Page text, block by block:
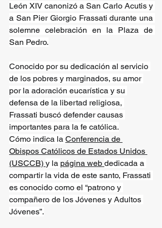
León XIV canonizó a San Carlo Acutis y
a San Pier Giorgio Frassati durante una
solemne celebración en la Plaza de
San Pedro.
Conocido por su dedicación al servicio
de los pobres y marginados, su amor
por la adoración eucarística y su
defensa de la libertad religiosa,
Frassati buscó defender causas
importantes para la fe católica.
Cómo indica la Conferencia de
Obispos Católicos de Estados Unidos
(USCCB) y la página web dedicada a
compartir la vida de este santo, Frassati
es conocido como el “patrono y
compañero de los Jóvenes y Adultos
Jóvenes”.